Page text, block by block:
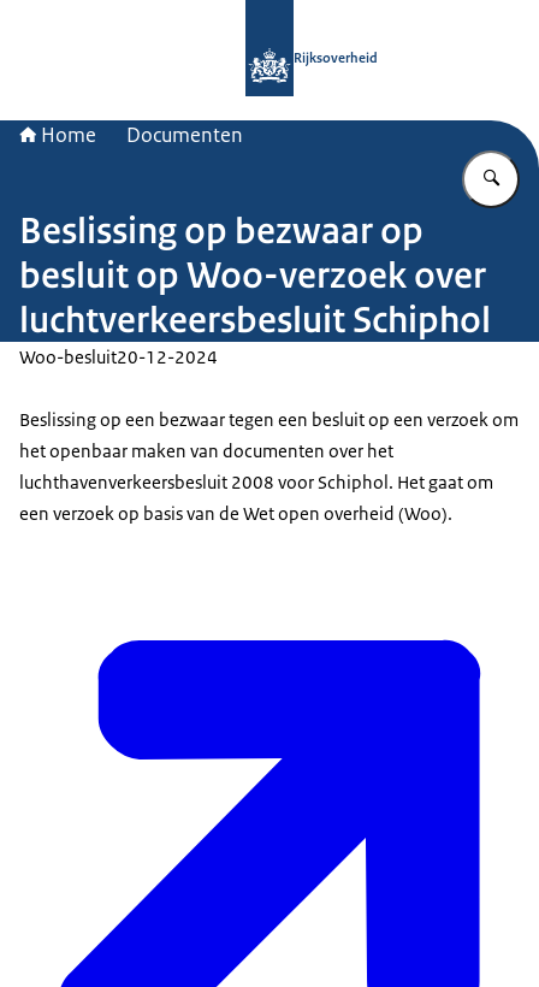
Rijksoverheid
Home Documenten
Beslissing op bezwaar op
besluit op Woo-verzoek over
luchtverkeersbesluit Schiphol
Woo-besluit20-12-2024
Beslissing op een bezwaar tegen een besluit op een verzoek om
het openbaar maken van documenten over het
luchthavenverkeersbesluit 2008 voor Schiphol. Het gaat om
een verzoek op basis van de Wet open overheid (Woo).